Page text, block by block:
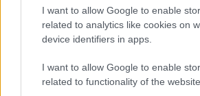
I want to allow Google to enable
related to analytics like cookies on
device identifiers in apps.
I want to allow Google to enable
related to functionality of the
«Το Ντελαγουέαρ έστειλε
ξεκάθαρα το μήνυμα ότι
αναπαραγωγική ελευθερία,
άδεια επί πληρωμή και την